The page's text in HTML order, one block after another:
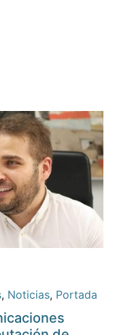
, Noticias, Portada